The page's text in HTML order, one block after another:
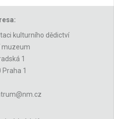
kulturního dědictví
muzeum
1
Praha 1